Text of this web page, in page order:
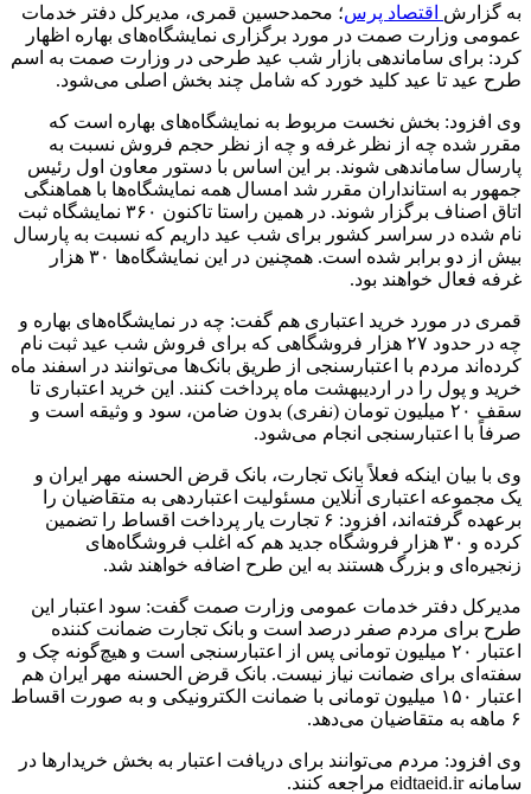
به گزارش اقتصاد پرس؛ محمدحسین قمری، مدیرکل دفتر خدمات
عمومی وزارت صمت در مورد برگزاری نمایشگاه‌های بهاره اظهار
کرد: برای ساماندهی بازار شب عید طرحی در وزارت صمت به اسم
طرح عید تا عید کلید خورد که شامل چند بخش اصلی می‌شود.
وی افزود: بخش نخست مربوط به نمایشگاه‌های بهاره است که
مقرر شده چه از نظر غرفه و چه از نظر حجم فروش نسبت به
پارسال ساماندهی شوند. بر این اساس با دستور معاون اول رئیس
جمهور به استانداران مقرر شد امسال همه نمایشگاه‌ها با هماهنگی
اتاق اصناف برگزار شوند. در همین راستا تاکنون ۳۶۰ نمایشگاه ثبت
نام شده در سراسر کشور برای شب عید داریم که نسبت به پارسال
بیش از دو برابر شده است. همچنین در این نمایشگاه‌ها ۳۰ هزار
غرفه فعال خواهند بود.
قمری در مورد خرید اعتباری هم گفت: چه در نمایشگاه‌های بهاره و
چه در حدود ۲۷ هزار فروشگاهی که برای فروش شب عید ثبت نام
کرده‌اند مردم با اعتبارسنجی از طریق بانک‌ها می‌توانند در اسفند ماه
خرید و پول را در اردیبهشت ماه پرداخت کنند. این خرید اعتباری تا
سقف ۲۰ میلیون تومان (نفری) بدون ضامن، سود و وثیقه است و
صرفاً با اعتبارسنجی انجام می‌شود.
وی با بیان اینکه فعلاً بانک تجارت، بانک قرض الحسنه مهر ایران و
یک مجموعه اعتباری آنلاین مسئولیت اعتباردهی به متقاضیان را
برعهده گرفته‌اند، افزود: ۶ تجارت یار پرداخت اقساط را تضمین
کرده و ۳۰ هزار فروشگاه جدید هم که اغلب فروشگاه‌های
زنجیره‌ای و بزرگ هستند به این طرح اضافه خواهند شد.
مدیرکل دفتر خدمات عمومی وزارت صمت گفت: سود اعتبار این
طرح برای مردم صفر درصد است و بانک تجارت ضمانت کننده
اعتبار ۲۰ میلیون تومانی پس از اعتبارسنجی است و هیچ‌گونه چک و
سفته‌ای برای ضمانت نیاز نیست. بانک قرض الحسنه مهر ایران هم
اعتبار ۱۵۰ میلیون تومانی با ضمانت الکترونیکی و به صورت اقساط
۶ ماهه به متقاضیان می‌دهد.
وی افزود: مردم می‌توانند برای دریافت اعتبار به بخش خریدارها در
سامانه eidtaeid.ir مراجعه کنند.